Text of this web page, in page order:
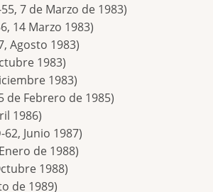
7 de Marzo de 1983)
14 Marzo 1983)
Agosto 1983)
1983)
1983)
de Febrero de 1985)
1986)
Junio 1987)
de 1988)
1988)
de 1989)